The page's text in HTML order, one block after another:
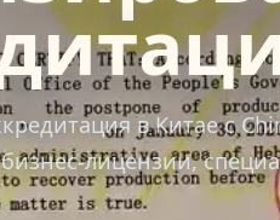
в Китае с
лицензии,